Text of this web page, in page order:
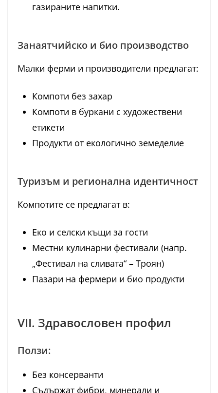
газираните напитки.
Занаятчийско и био производство
Малки ферми и производители предлагат:
Компоти без захар
Компоти в буркани с художествени
етикети
Продукти от екологично земеделие
Туризъм и регионална идентичност
Компотите се предлагат в:
Еко и селски къщи за гости
Местни кулинарни фестивали (напр.
„Фестивал на сливата“ – Троян)
Пазари на фермери и био продукти
VII. Здравословен профил
Ползи:
Без консерванти
Съдържат фибри, минерали и